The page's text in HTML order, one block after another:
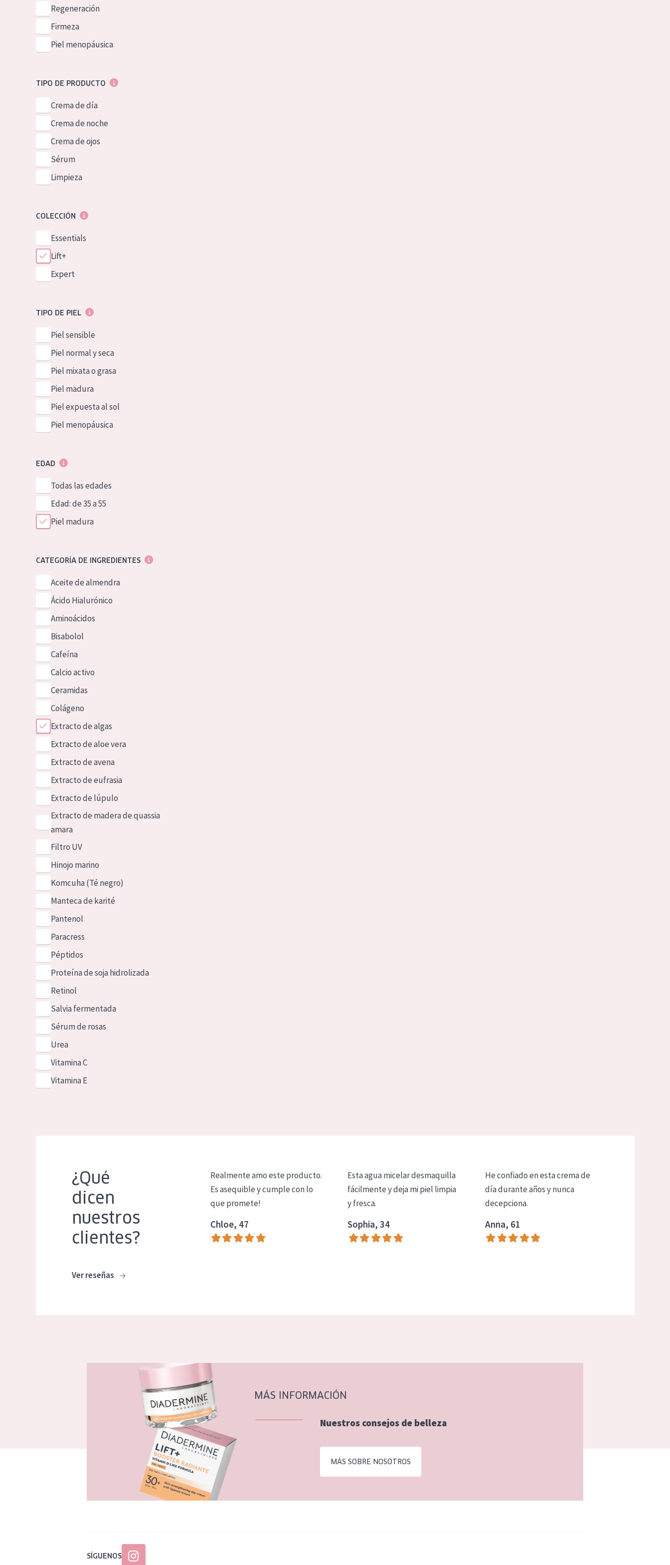
German
Spanish
Greek
Regeneración
Firmeza
Piel menopáusica
TIPO DE PRODUCTO
Crema de día
Crema de noche
Crema de ojos
Sérum
Limpieza
COLECCIÓN
Essentials
Lift+
Expert
TIPO DE PIEL
Piel sensible
Piel normal y seca
Piel mixata o grasa
Piel madura
Piel expuesta al sol
Piel menopáusica
EDAD
Todas las edades
Edad: de 35 a 55
Piel madura
CATEGORÍA DE INGREDIENTES
Aceite de almendra
Ácido Hialurónico
Aminoácidos
Bisabolol
Cafeína
Calcio activo
Ceramidas
Colágeno
Extracto de algas
Extracto de aloe vera
Extracto de avena
Extracto de eufrasia
Extracto de lúpulo
Extracto de madera de quassia
amara
Filtro UV
Hinojo marino
Komcuha (Té negro)
Manteca de karité
Pantenol
Paracress
Péptidos
Proteína de soja hidrolizada
Retinol
Salvia fermentada
Sérum de rosas
Urea
Vitamina C
Vitamina E
¿Qué
dicen
nuestros
clientes?
Ver reseñas
Realmente amo este producto.
Es asequible y cumple con lo
que promete!
Chloe, 47
Esta agua micelar desmaquilla
fácilmente y deja mi piel limpia
y fresca.
Sophia, 34
He confiado en esta crema de
día durante años y nunca
decepciona.
Anna, 61
MÁS INFORMACIÓN
Nuestros consejos de belleza
MÁS SOBRE NOSOTROS
SÍGUENOS